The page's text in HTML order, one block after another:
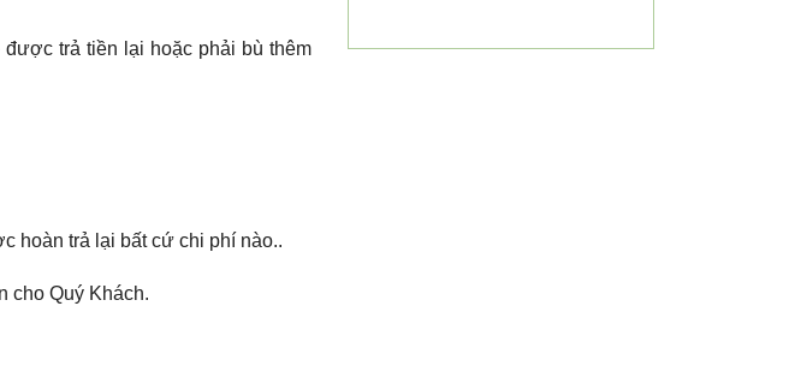
trả tiền lại hoặc phải bù thêm
hoàn trả lại bất cứ chi phí nào..
cho Quý Khách.